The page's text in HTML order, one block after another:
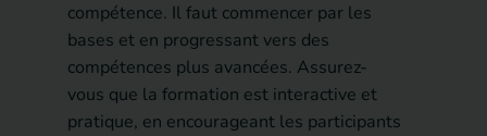
compétence. Il faut commencer par les
bases et en progressant vers des
compétences plus avancées. Assurez-
vous que la formation est interactive et
pratique, en encourageant les participants